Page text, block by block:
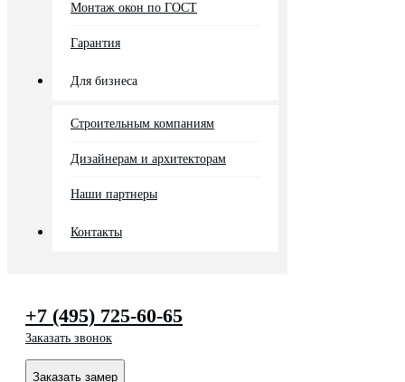
Монтаж окон по ГОСТ
Гарантия
Для бизнеса
Строительным компаниям
Дизайнерам и архитекторам
Наши партнеры
Контакты
+7 (495) 725-60-65
Заказать звонок
Заказать замер